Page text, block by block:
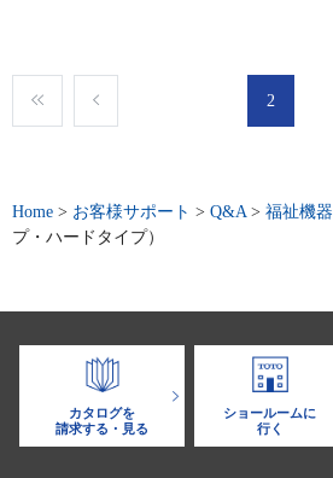
2
Home > お客様サポート > Q&A> 福祉機器
プ・ハードタイプ）
カタログを
請求する・見る
ショールームに
行く